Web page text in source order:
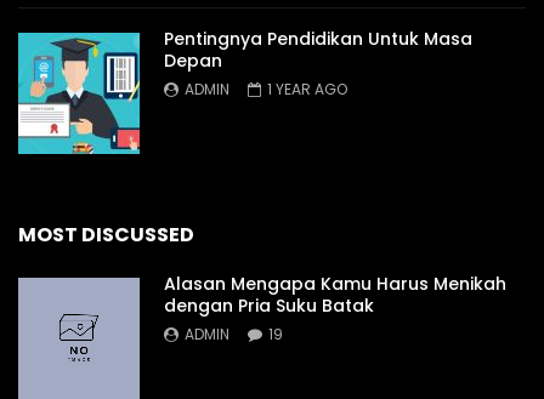
Pentingnya Pendidikan Untuk Masa
Depan
ADMIN 1 YEAR AGO
MOST DISCUSSED
Alasan Mengapa Kamu Harus Menikah
dengan Pria Suku Batak
ADMIN 19